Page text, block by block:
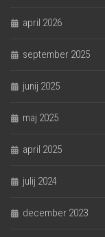
april 2026
september 2025
junij 2025
maj 2025
april 2025
julij 2024
december 2023